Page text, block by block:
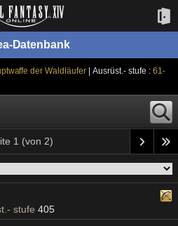
Datenbank
der Waldläufer | Ausrüst.- stufe : 61-
1 (von 2)
stufe 405